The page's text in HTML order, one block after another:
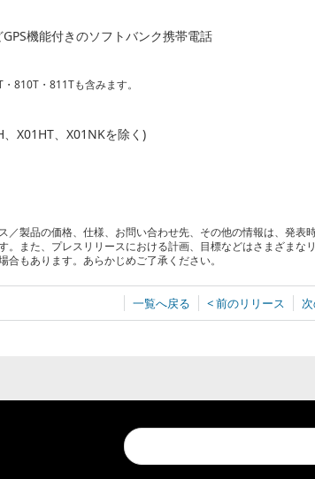
機能付きのソフトバンク携帯電話
810T・811Tも含みます。
X01HT、X01NKを除く)
／製品の価格、仕様、お問い合わせ先、その他の情報は、発表
。また、プレスリリースにおける計画、目標などはさまざまな
もあります。あらかじめご了承ください。
一覧へ戻る < 前のリリース
Conduct
a
search